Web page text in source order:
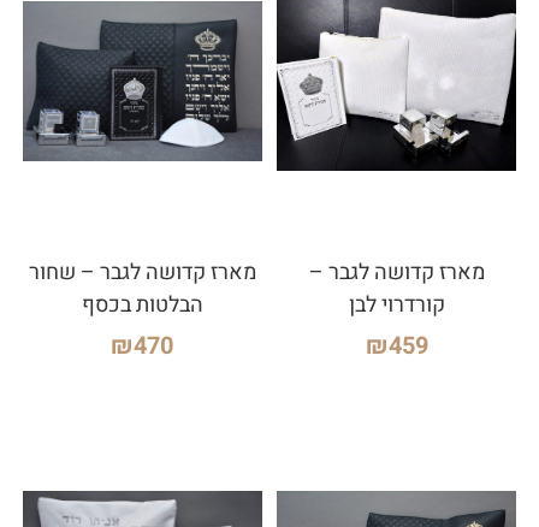
מארז קדושה לגבר –
קורדרוי לבן
₪459
מארז קדושה לגבר – שחור
הבלטות בכסף
₪470